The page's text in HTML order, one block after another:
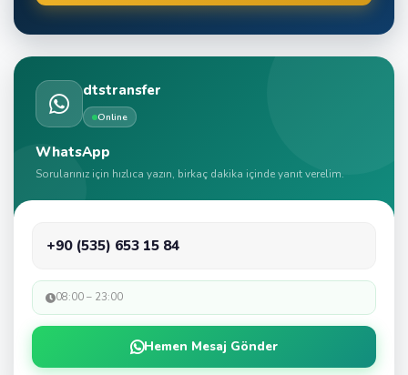
dtstransfer
Online
WhatsApp
Sorularınız için hızlıca yazın, birkaç dakika içinde yanıt verelim.
+90 (535) 653 15 84
08:00 – 23:00
Hemen Mesaj Gönder